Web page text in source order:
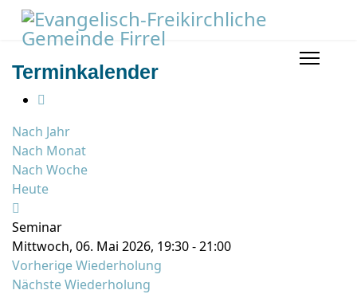
Terminkalender
Nach Jahr
Nach Monat
Nach Woche
Heute
Seminar
Mittwoch, 06. Mai 2026, 19:30 - 21:00
Vorherige Wiederholung
Nächste Wiederholung